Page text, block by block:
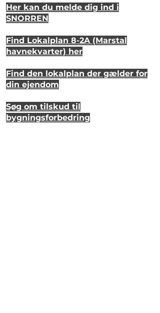
Her kan du melde dig ind i
SNORREN
Find Lokalplan 8-2A (Marstal
havnekvarter) her
Find den lokalplan der gælder for
din ejendom
Søg om tilskud til
bygningsforbedring